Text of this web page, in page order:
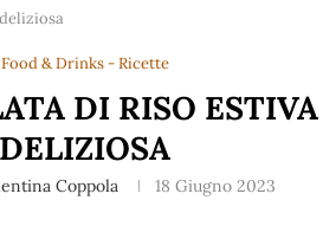
Food & Drinks - Ricette
DI RISO
DELIZIOSA
Coppola 18 Giugno 2023